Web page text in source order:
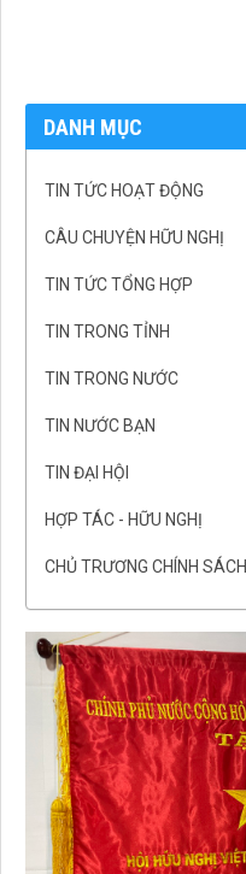
DANH MỤC
TIN TỨC HOẠT ĐỘNG
CÂU CHUYỆN HỮU NGHỊ
TIN TỨC TỔNG HỢP
TIN TRONG TỈNH
TIN TRONG NƯỚC
TIN NƯỚC BẠN
TIN ĐẠI HỘI
HỢP TÁC - HỮU NGHỊ
CHỦ TRƯƠNG CHÍNH SÁCH